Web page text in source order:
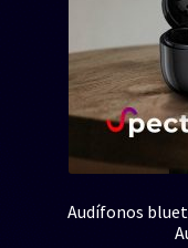
Audífonos